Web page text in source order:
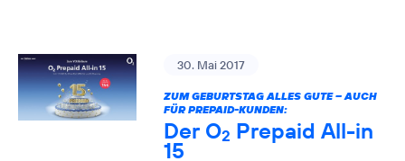
30. Mai 2017
ZUM GEBURTSTAG ALLES GUTE – AUCH
FÜR PREPAID-KUNDEN:
Der O2 Prepaid All-in
15